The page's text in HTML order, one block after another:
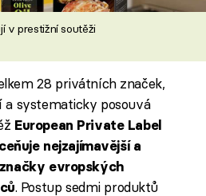
v prestižní soutěži
28 privátních značek,
a systematicky posouvá
European Private Label
nejzajímavější a
evropských
. Postup sedmi produktů